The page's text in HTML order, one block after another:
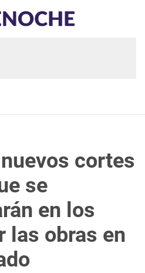
cortes
se
en los
las obras en